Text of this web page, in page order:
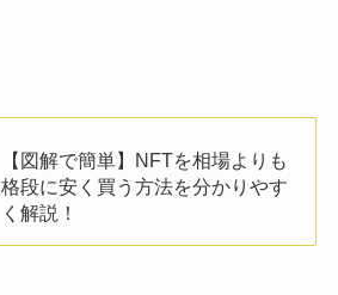
【図解で簡単】NFTを相場よりも
格段に安く買う方法を分かりやす
く解説！